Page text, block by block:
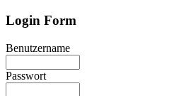
Login Form
Benutzername
Passwort